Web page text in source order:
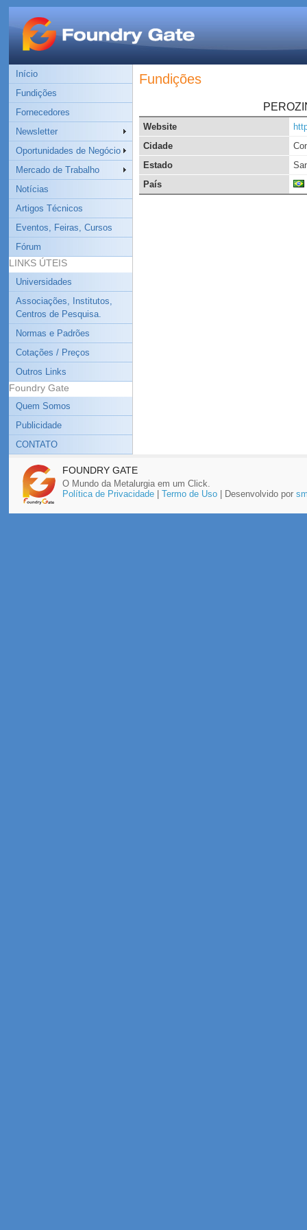
Início
Fundições
Fornecedores
Newsletter
Oportunidades de Negócio
Mercado de Trabalho
Notícias
Artigos Técnicos
Eventos, Feiras, Cursos
Fórum
LINKS ÚTEIS
Universidades
Associações, Institutos,
Centros de Pesquisa.
Normas e Padrões
Cotações / Preços
Outros Links
Foundry Gate
Quem Somos
Publicidade
CONTATO
Fundições
Website
Cidade
Estado
País
FOUNDRY GATE
O Mundo da Metalurgia em um Click.
Política de Privacidade| Termo de Uso| Desenvolvido por